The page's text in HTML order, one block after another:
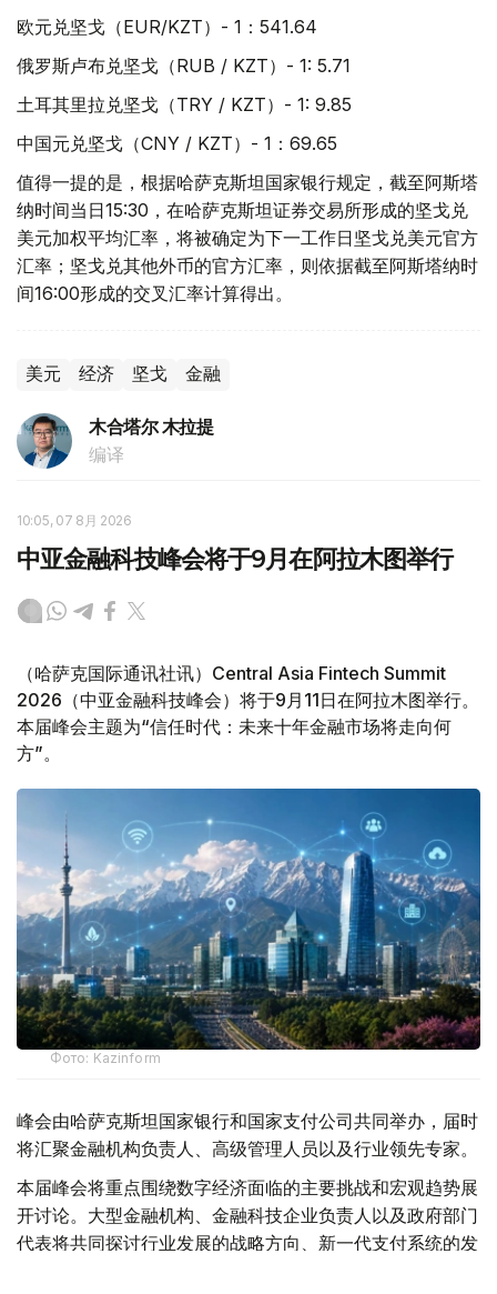
欧元兑坚戈（EUR/KZT）- 1：541.64
俄罗斯卢布兑坚戈（RUB / KZT）- 1: 5.71
土耳其里拉兑坚戈（TRY / KZT）- 1: 9.85
中国元兑坚戈（CNY / KZT）- 1：69.65
值得一提的是，根据哈萨克斯坦国家银行规定，截至阿斯塔
纳时间当日15:30，在哈萨克斯坦证券交易所形成的坚戈兑
美元加权平均汇率，将被确定为下一工作日坚戈兑美元官方
汇率；坚戈兑其他外币的官方汇率，则依据截至阿斯塔纳时
间16:00形成的交叉汇率计算得出。
美元 经济 坚戈 金融
木合塔尔 木拉提
编译
10:05, 07 8月 2026
中亚金融科技峰会将于9月在阿拉木图举行
（哈萨克国际通讯社讯）Central Asia Fintech Summit
2026（中亚金融科技峰会）将于9月11日在阿拉木图举行。
本届峰会主题为“信任时代：未来十年金融市场将走向何
方”。
Фото: Kazinform
峰会由哈萨克斯坦国家银行和国家支付公司共同举办，届时
将汇聚金融机构负责人、高级管理人员以及行业领先专家。
本届峰会将重点围绕数字经济面临的主要挑战和宏观趋势展
开讨论。大型金融机构、金融科技企业负责人以及政府部门
代表将共同探讨行业发展的战略方向、新一代支付系统的发